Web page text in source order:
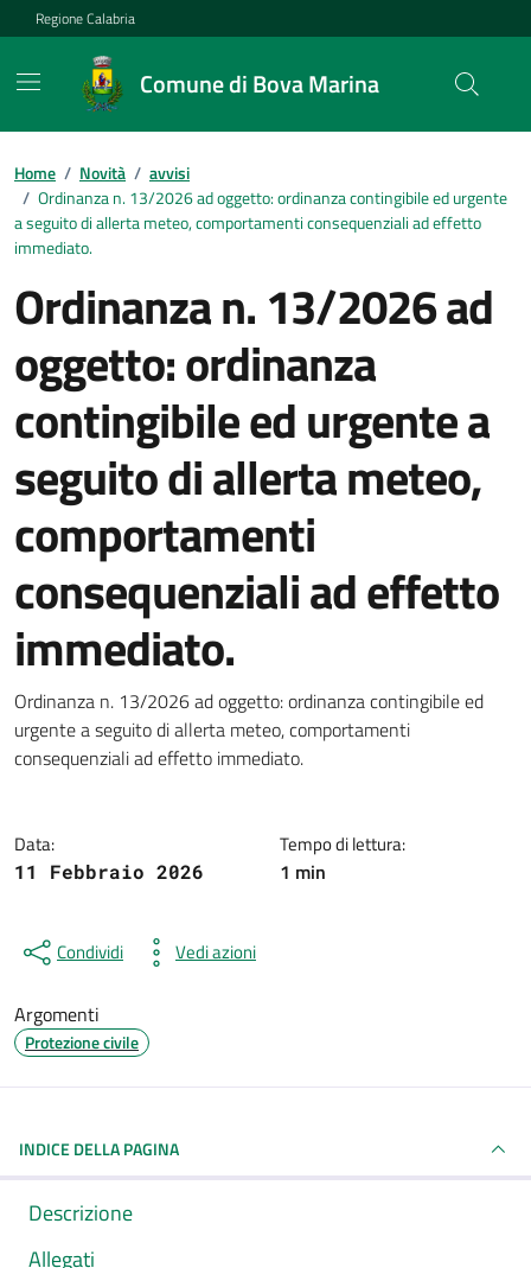
Vai ai contenuti
Vai al footer
Regione Calabria
Comune di Bova Marina
Home / Novità / avvisi
/ Ordinanza n. 13/2026 ad oggetto: ordinanza contingibile ed urgente
a seguito di allerta meteo, comportamenti consequenziali ad effetto
immediato.
Ordinanza n. 13/2026 ad
oggetto: ordinanza
contingibile ed urgente a
seguito di allerta meteo,
comportamenti
consequenziali ad effetto
immediato.
Dettagli della notizia
Ordinanza n. 13/2026 ad oggetto: ordinanza contingibile ed
urgente a seguito di allerta meteo, comportamenti
consequenziali ad effetto immediato.
Data:
11 Febbraio 2026
Tempo di lettura:
1 min
Condividi Vedi azioni
Argomenti
Protezione civile
INDICE DELLA PAGINA
Descrizione
Allegati